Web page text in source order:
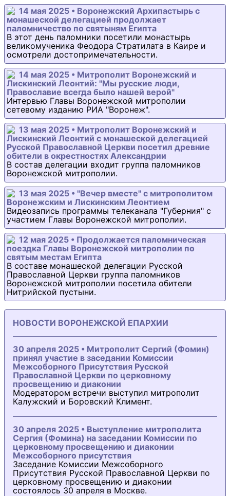
14 мая 2025 • Воронежский Архипастырь с
монашеской делегацией продолжает
паломничество по святыням Египта
В этот день паломники посетили монастырь
великомученика Феодора Стратилата в Каире и
осмотрели достопримечательности.
14 мая 2025 • Митрополит Воронежский и
Лискинский Леонтий: "Мы русские люди,
Православие всегда было нашей верой"
Интервью Главы Воронежской митрополии
сетевому изданию РИА "Воронеж".
13 мая 2025 • Митрополит Воронежский и
Лискинский Леонтий с монашеской делегацией
Русской Православной Церкви посетил древние
обители в окрестностях Александрии
В состав делегации входит группа паломников
Воронежской митрополии.
13 мая 2025 • "Вечер вместе" с митрополитом
Воронежским и Лискинским Леонтием
Видеозапись программы телеканала "Губерния" с
участием Главы Воронежской митрополии.
12 мая 2025 • Продолжается паломническая
поездка Главы Воронежской митрополии по
святым местам Египта
В составе монашеской делегации Русской
Православной Церкви группа паломников
Воронежской митрополии посетила обители
Нитрийской пустыни.
НОВОСТИ ВОРОНЕЖСКОЙ ЕПАРХИИ
30 апреля 2025 • Митрополит Сергий (Фомин)
принял участие в заседании Комиссии
Межсоборного Присутствия Русской
Православной Церкви по церковному
просвещению и диаконии
Модератором встречи выступил митрополит
Калужский и Боровский Климент.
30 апреля 2025 • Выступление митрополита
Сергия (Фомина) на заседании Комиссии по
церковному просвещению и диаконии
Межсоборного присутствия
Заседание Комиссии Межсоборного
Присутствия Русской Православной Церкви по
церковному просвещению и диаконии
состоялось 30 апреля в Москве.